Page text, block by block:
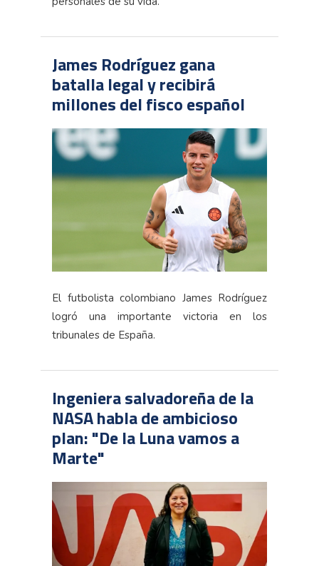
James Rodríguez gana
batalla legal y recibirá
millones del fisco español
El futbolista colombiano James Rodríguez
logró una importante victoria en los
tribunales de España.
Ingeniera salvadoreña de la
NASA habla de ambicioso
plan: "De la Luna vamos a
Marte"